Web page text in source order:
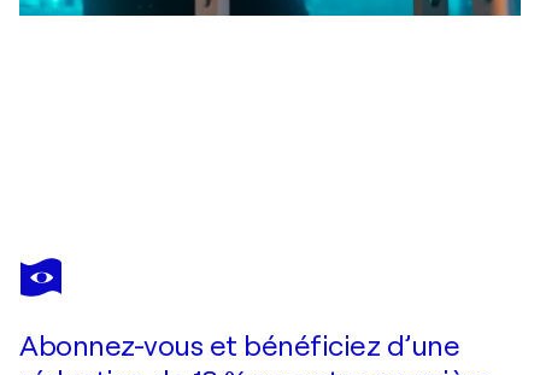
DANN
Plexi'Dann 2021 04 19
Abonnez-vous et bénéficiez d’une